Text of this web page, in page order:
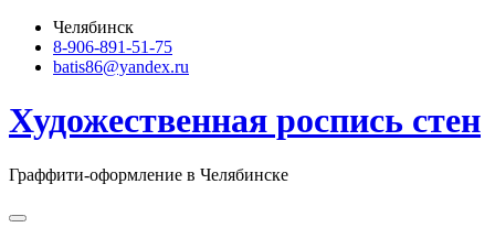
Skip
content
Челябинск
8-906-891-51-75
batis86@yandex.ru
Художественная роспись стен
Граффити-оформление в Челябинске